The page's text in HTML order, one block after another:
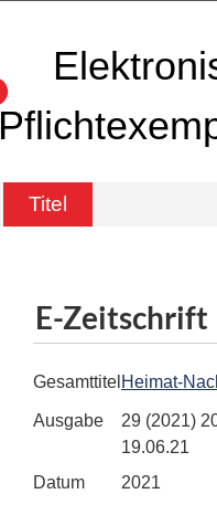
Titel
E-Zeitschrift
Gesamttitel Heimat-
Ausgabe
29 (2021)
19.06.21
Datum
2021